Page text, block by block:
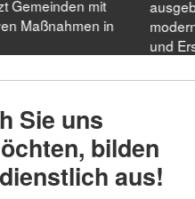
Gemeinden mit
Maßnahmen in
und
Sie uns
bilden
aus!